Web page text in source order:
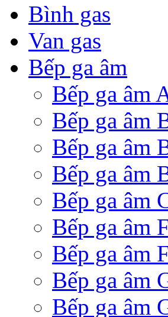
Bình gas
Van gas
Bếp ga âm
Bếp ga âm
Bếp ga âm
Bếp ga âm
Bếp ga âm
Bếp ga âm
Bếp ga âm
Bếp ga âm
Bếp ga âm
Bếp ga âm